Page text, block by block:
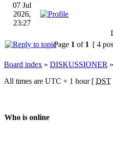
07 Jul
2026,
23:27
Page 1 of 1 [ 4
Board index » DISKUSSIONER »
All times are UTC + 1 hour [ DST
Who is online